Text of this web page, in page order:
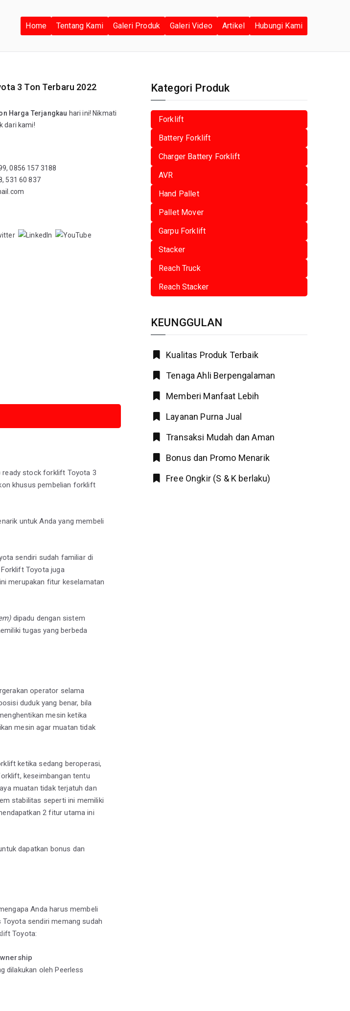
Home Tentang Kami Galeri Produk Galeri Video Artikel Hubungi Kami
3 Ton Terbaru 2022
Harga Terjangkau hari ini! Nikmati
dari kami!
0856 157 3188
531 60 837
ready stock forklift Toyota 3
khusus pembelian forklift
untuk Anda yang membeli
sendiri sudah familiar di
Toyota juga
merupakan fitur keselamatan
dipadu dengan sistem
tugas yang berbeda
operator selama
duduk yang benar, bila
mesin ketika
mesin agar muatan tidak
ketika sedang beroperasi,
keseimbangan tentu
muatan tidak terjatuh dan
stabilitas seperti ini memiliki
2 fitur utama ini
dapatkan bonus dan
Anda harus membeli
sendiri memang sudah
Toyota:
dilakukan oleh Peerless
Kategori Produk
Forklift
Battery Forklift
Charger Battery Forklift
AVR
Hand Pallet
Pallet Mover
Garpu Forklift
Stacker
Reach Truck
Reach Stacker
KEUNGGULAN
Kualitas Produk Terbaik
Tenaga Ahli Berpengalaman
Memberi Manfaat Lebih
Layanan Purna Jual
Transaksi Mudah dan Aman
Bonus dan Promo Menarik
Free Ongkir (S & K berlaku)